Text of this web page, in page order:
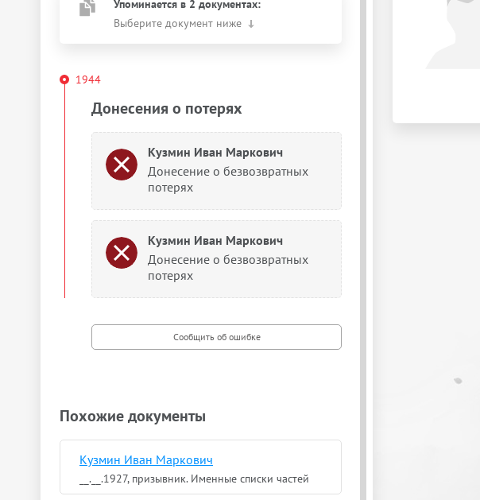
Упоминается в 2 документах:
Выберите документ ниже
1944
Донесения о потерях
Кузмин Иван Маркович
Донесение о безвозвратных
потерях
Кузмин Иван Маркович
Донесение о безвозвратных
потерях
Похожие документы
Кузмин Иван Маркович
__.__.1927, призывник. Именные списки частей